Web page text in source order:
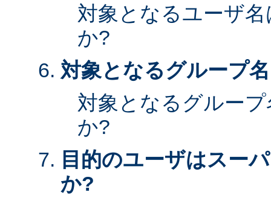
対象となるユーザ
か?
対象となるグループ
対象となるグルー
か?
目的のユーザはスー
か?